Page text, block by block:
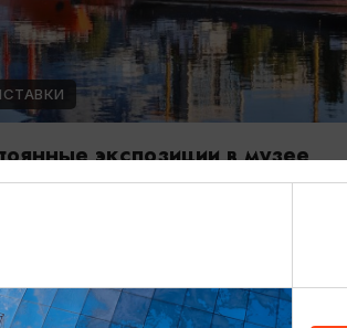
экспозиции в музее
океана